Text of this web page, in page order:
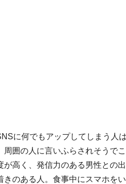
に何でもアップしてしまう人
周囲の人に言いふらされそうで
が高く、発信力のある男性との
きのある人。食事中にスマホを